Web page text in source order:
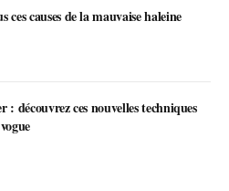
ces causes de la mauvaise haleine
: découvrez ces nouvelles techniques